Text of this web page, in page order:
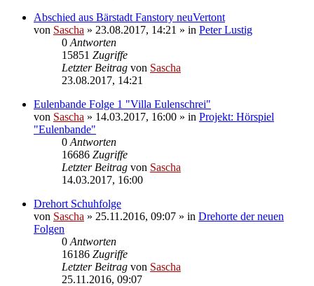
Abschied aus Bärstadt Fanstory neuVertont
von Sascha » 23.08.2017, 14:21 » in Peter Lustig
0 Antworten
15851 Zugriffe
Letzter Beitrag von Sascha
23.08.2017, 14:21
Eulenbande Folge 1 "Villa Eulenschrei"
von Sascha » 14.03.2017, 16:00 » in Projekt: Hörspiel
"Eulenbande"
0 Antworten
16686 Zugriffe
Letzter Beitrag von Sascha
14.03.2017, 16:00
Drehort Schuhfolge
von Sascha » 25.11.2016, 09:07 » in Drehorte der neuen
Folgen
0 Antworten
16186 Zugriffe
Letzter Beitrag von Sascha
25.11.2016, 09:07